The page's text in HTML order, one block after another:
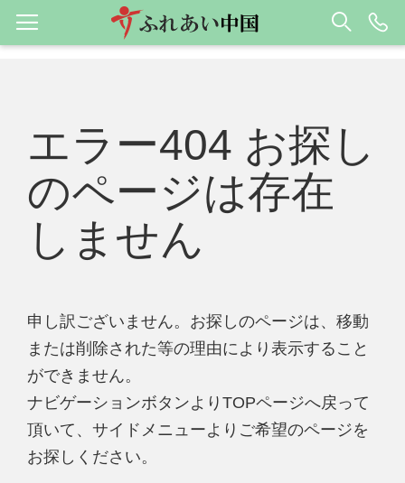
エラー404 お探し
のページは存在
しません
申し訳ございません。お探しのページは、移動
または削除された等の理由により表示すること
ができません。
ナビゲーションボタンよりTOPページへ戻って
頂いて、サイドメニューよりご希望のページを
お探しください。